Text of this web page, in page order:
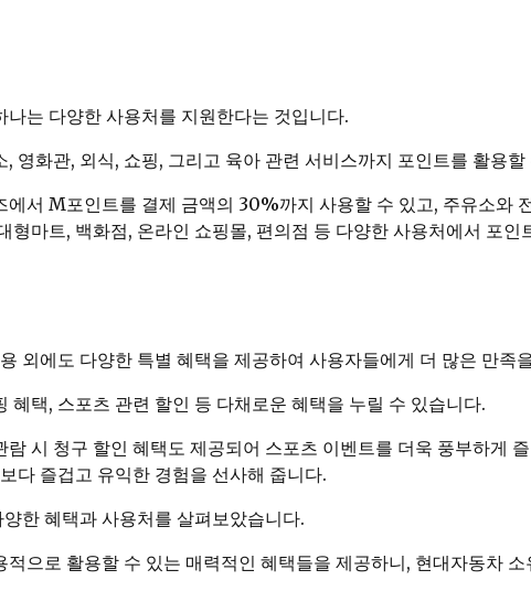
는 다양한 사용처를 지원한다는 것입니다.
영화관, 외식, 쇼핑, 그리고 육아 관련 서비스까지 포인트를 활용할
에서 M포인트를 결제 금액의 30%까지 사용할 수 있고, 주유소와
형마트, 백화점, 온라인 쇼핑몰, 편의점 등 다양한 사용처에서 포인
외에도 다양한 특별 혜택을 제공하여 사용자들에게 더 많은 만족
혜택, 스포츠 관련 할인 등 다채로운 혜택을 누릴 수 있습니다.
시 청구 할인 혜택도 제공되어 스포츠 이벤트를 더욱 풍부하게
다 즐겁고 유익한 경험을 선사해 줍니다.
한 혜택과 사용처를 살펴보았습니다.
으로 활용할 수 있는 매력적인 혜택들을 제공하니, 현대자동차